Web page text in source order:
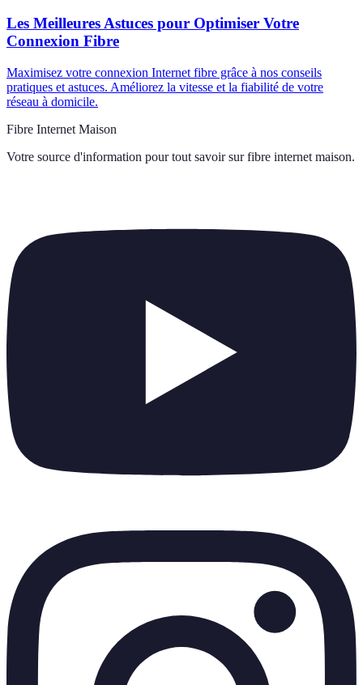
Les Meilleures Astuces pour Optimiser Votre
Connexion Fibre
Maximisez votre connexion Internet fibre grâce à nos conseils
pratiques et astuces. Améliorez la vitesse et la fiabilité de votre
réseau à domicile.
Fibre Internet Maison
Votre source d'information pour tout savoir sur fibre internet maison.